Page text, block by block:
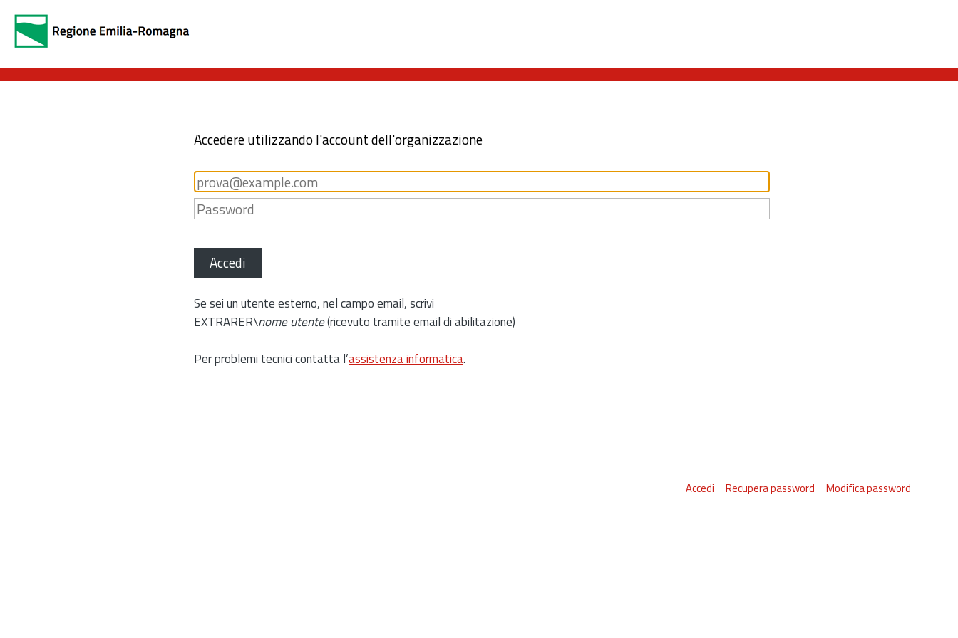
Accedere utilizzando l'account dell'organizzazione
Accedi
Se sei un utente esterno, nel campo email, scrivi
EXTRARER\nome utente(ricevuto tramite email di abilitazione)
Per problemi tecnici contatta l’assistenza informatica.
Accedi Recupera password Modifica password